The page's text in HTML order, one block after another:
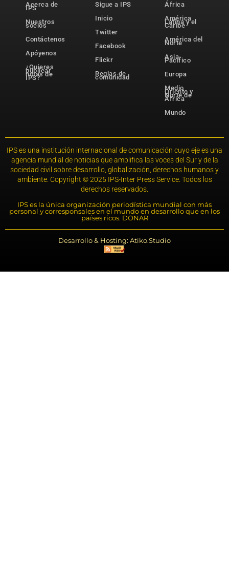
Acerca de
IPS
Nuestros
socios
Contáctenos
Apóyenos
¿Quieres
publicar
notas de
IPS?
Sigue a IPS
Inicio
Twitter
Facebook
Flickr
Reglas de
comunidad
África
América
Latina y el
Caribe
América del
Norte
Asia-
Pacífico
Europa
Medio
Oriente y
Norte de
África
Mundo
IPS es una institución internacional de comunicación cuyo eje es una
agencia mundial de noticias que amplifica las voces del Sur y de la
sociedad civil sobre desarrollo, globalización, derechos humanos y
ambiente. Copyright © 2025 IPS-Inter Press Service. Todos los
derechos reservados.
IPS es la única organización periodística mundial con más
personal y corresponsales en el mundo en desarrollo que en los
países ricos. DONAR
Desarrollo & Hosting: Atiko.Studio